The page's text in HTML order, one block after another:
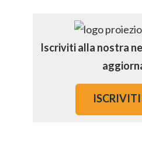
Iscriviti alla nostra